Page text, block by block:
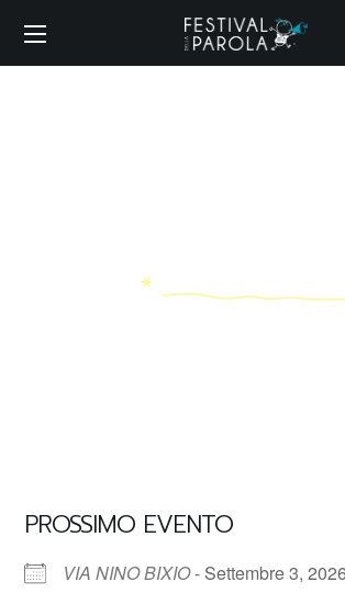
PROSSIMO EVENTO
VIA NINO BIXIO- Settembre 3,